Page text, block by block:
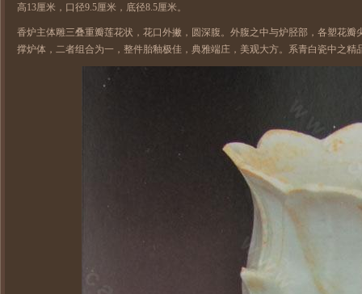
高13厘米，口径9.5厘米，底径8.5厘米。
香炉主体雕三叠重瓣莲花状，花口外撇，圆深腹。外腹之中与炉胫部，各塑花
撑炉体，二者组合为一，整件胎釉极佳，典雅端庄，美观大方。系青白瓷中之精